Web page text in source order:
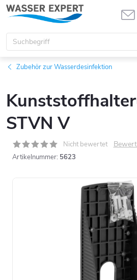
Zum
Inhalt
springen
Zubehör zur Wasserdesinfektion
STVN V
Nicht bewertet
Artikelnummer: 5623